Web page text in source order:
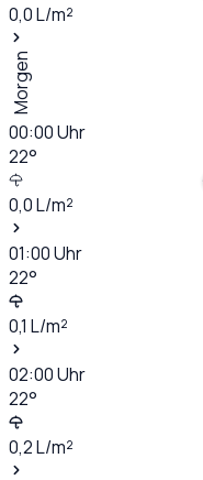
0,0L/m²
Morgen
00:00Uhr
22°
0,0L/m²
01:00Uhr
22°
0,1 L/m²
02:00Uhr
22°
0,2L/m²